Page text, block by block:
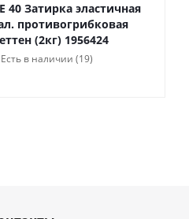
40 Затирка эластичная
противогрибковая
(2кг) 1956424
Есть в наличии (19)